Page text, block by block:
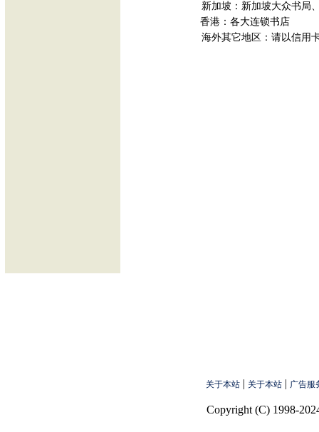
新加坡：新加坡大众书局、
香港：各大连锁书店
海外其它地区：请以信用
关于本站 | 关于本站 | 广告服
Copyright (C) 1998-